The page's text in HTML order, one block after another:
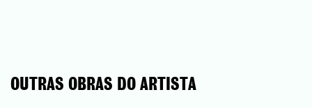
OUTRAS OBRAS DO ARTISTA